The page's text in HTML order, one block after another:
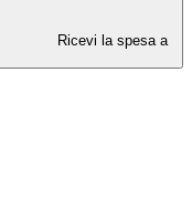
Ricevi la spesa a